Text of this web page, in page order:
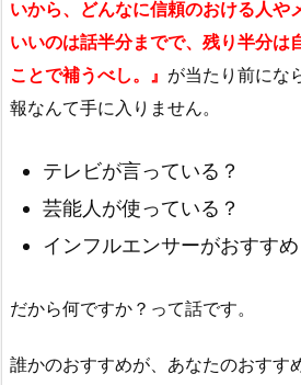
いから、どんなに信頼のおける人や
いいのは話半分までで、残り半分は
ことで補うべし。』 が当たり前にな
報なんて手に入りません。
テレビが言っている？
芸能人が使っている？
インフルエンサーがおすす
だから何ですか？って話です。
誰かのおすすめが、あなたのおすす